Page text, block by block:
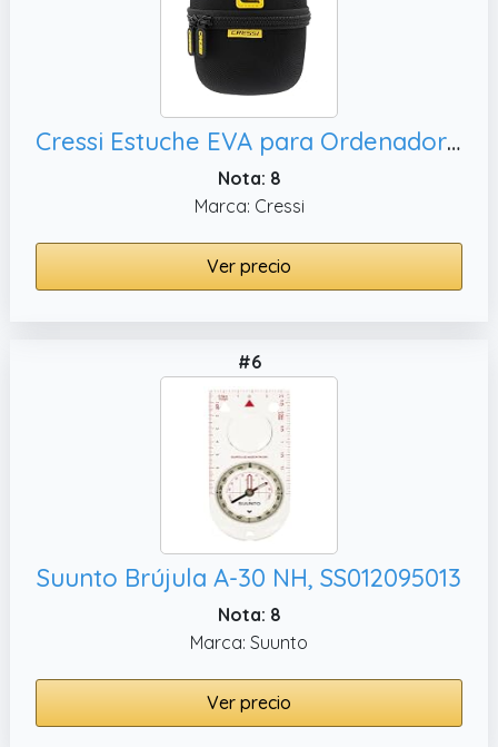
Cressi Estuche EVA para Ordenador o Reloj de Buceo – Protector con Espuma Suave, Nepto y Donatello
Nota: 8
Marca: Cressi
Ver precio
#6
Suunto Brújula A-30 NH, SS012095013
Nota: 8
Marca: Suunto
Ver precio